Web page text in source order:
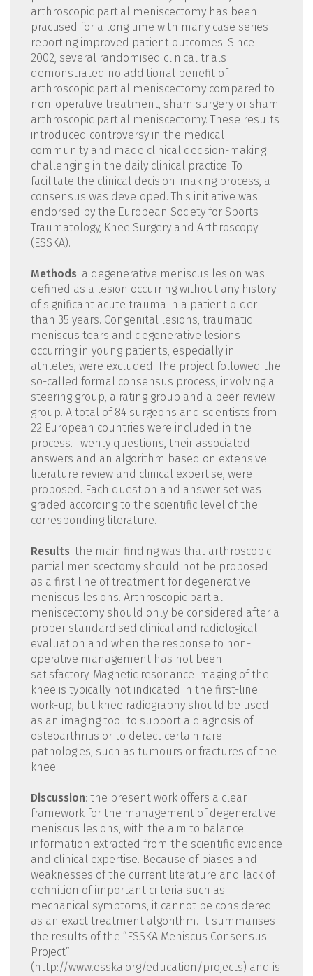
arthroscopic partial meniscectomy has been
practised for a long time with many case series
reporting improved patient outcomes. Since
2002, several randomised clinical trials
demonstrated no additional benefit of
arthroscopic partial meniscectomy compared to
non-operative treatment, sham surgery or sham
arthroscopic partial meniscectomy. These results
introduced controversy in the medical
community and made clinical decision-making
challenging in the daily clinical practice. To
facilitate the clinical decision-making process, a
consensus was developed. This initiative was
endorsed by the European Society for Sports
Traumatology, Knee Surgery and Arthroscopy
(ESSKA).
Methods: a degenerative meniscus lesion was
defined as a lesion occurring without any history
of significant acute trauma in a patient older
than 35 years. Congenital lesions, traumatic
meniscus tears and degenerative lesions
occurring in young patients, especially in
athletes, were excluded. The project followed the
so-called formal consensus process, involving a
steering group, a rating group and a peer-review
group. A total of 84 surgeons and scientists from
22 European countries were included in the
process. Twenty questions, their associated
answers and an algorithm based on extensive
literature review and clinical expertise, were
proposed. Each question and answer set was
graded according to the scientific level of the
corresponding literature.
Results: the main finding was that arthroscopic
partial meniscectomy should not be proposed
as a first line of treatment for degenerative
meniscus lesions. Arthroscopic partial
meniscectomy should only be considered after a
proper standardised clinical and radiological
evaluation and when the response to non-
operative management has not been
satisfactory. Magnetic resonance imaging of the
knee is typically not indicated in the first-line
work-up, but knee radiography should be used
as an imaging tool to support a diagnosis of
osteoarthritis or to detect certain rare
pathologies, such as tumours or fractures of the
knee.
Discussion: the present work offers a clear
framework for the management of degenerative
meniscus lesions, with the aim to balance
information extracted from the scientific evidence
and clinical expertise. Because of biases and
weaknesses of the current literature and lack of
definition of important criteria such as
mechanical symptoms, it cannot be considered
as an exact treatment algorithm. It summarises
the results of the “ESSKA Meniscus Consensus
Project”
(http://www.esska.org/education/projects) and is